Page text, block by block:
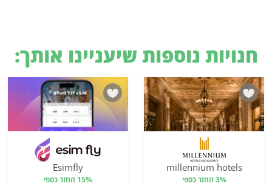
חנויות נוספות שיעניינו אותך:
millennium hotels
3% החזר כספי
Esimfly
15% החזר כספי